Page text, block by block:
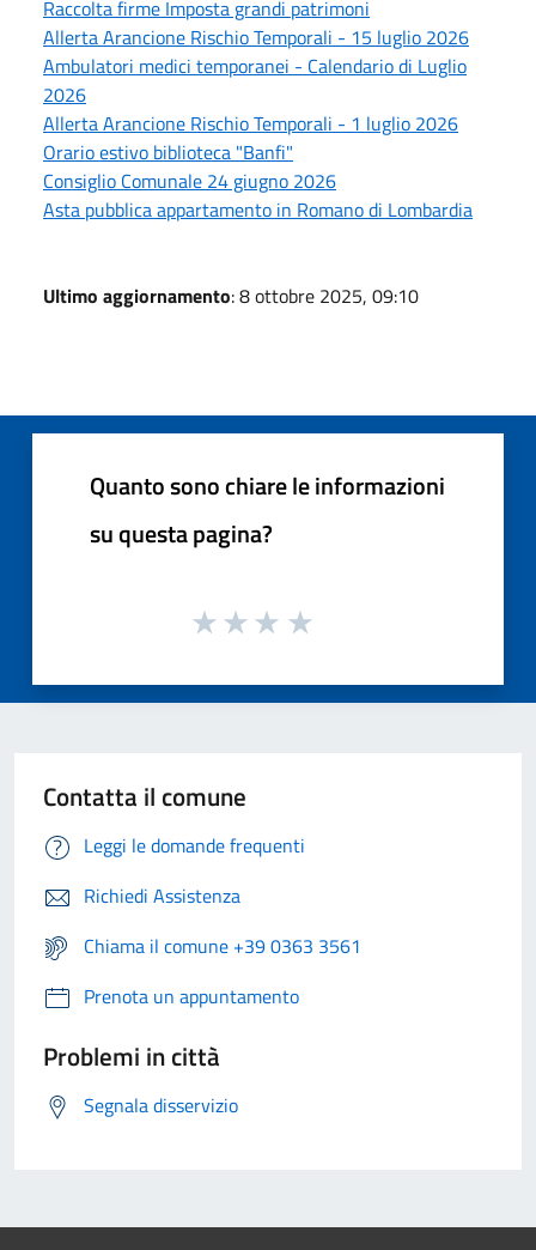
Raccolta firme Imposta grandi patrimoni
Allerta Arancione Rischio Temporali - 15 luglio 2026
Ambulatori medici temporanei - Calendario di Luglio
2026
Allerta Arancione Rischio Temporali - 1 luglio 2026
Orario estivo biblioteca "Banfi"
Consiglio Comunale 24 giugno 2026
Asta pubblica appartamento in Romano di Lombardia
Ultimo aggiornamento: 8 ottobre 2025, 09:10
Quanto sono chiare le informazioni
su questa pagina?
Contatta il comune
Leggi le domande frequenti
Richiedi Assistenza
Chiama il comune +39 0363 3561
Prenota un appuntamento
Problemi in città
Segnala disservizio